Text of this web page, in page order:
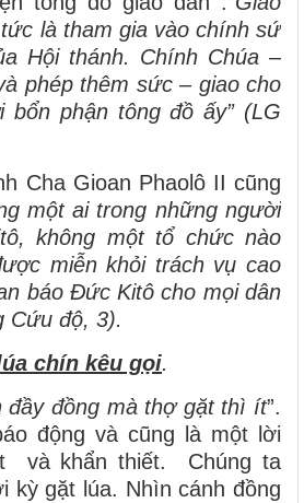
là tham gia vào chính sứ
Hội thánh. Chính Chúa –
phép thêm sức – giao cho
bổn phận tông đồ ấy” (LG
Gioan Phaolô II cũng
một ai trong những người
không một tổ chức nào
miễn khỏi trách vụ cao
báo Đức Kitô cho mọi dân
Cứu độ, 3).
chín kêu gọi.
đầy đồng mà thợ gặt thì ít”.
động và cũng là một lời
và khẩn thiết. Chúng ta
kỳ gặt lúa. Nhìn cánh đồng